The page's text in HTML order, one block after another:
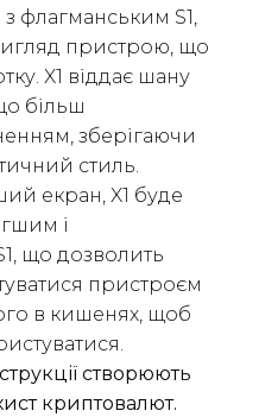
флагманським S1,
пристрою, що
X1 віддає шану
більш
зберігаючи
стиль.
екран, X1 буде
і
що дозволить
пристроєм
в кишенях, щоб
створюють
криптовалют.